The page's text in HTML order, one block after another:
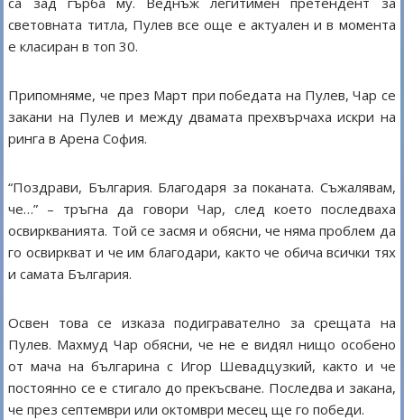
световната титла, Пулев все още е актуален и в момента
е класиран в топ 30.
Припомняме, че през Март при победата на Пулев, Чар се
закани на Пулев и между двамата прехвърчаха искри на
ринга в Арена София.
“Поздрави, България. Благодаря за поканата. Съжалявам,
че…” – тръгна да говори Чар, след което последваха
освиркванията. Той се засмя и обясни, че няма проблем да
го освиркват и че им благодари, както че обича всички тях
и самата България.
Освен това се изказа подигравателно за срещата на
Пулев. Махмуд Чар обясни, че не е видял нищо особено
от мача на българина с Игор Шевадцузкий, както и че
постоянно се е стигало до прекъсване. Последва и закана,
че през септември или октомври месец ще го победи.